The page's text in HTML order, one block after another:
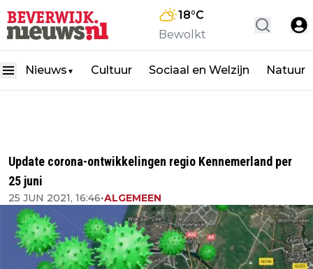
18°C
Bewolkt
Nieuws ▼ Cultuur Sociaal en Welzijn Natuur
Update corona-ontwikkelingen regio Kennemerland per
25 juni
25 JUN 2021, 16:46•ALGEMEEN